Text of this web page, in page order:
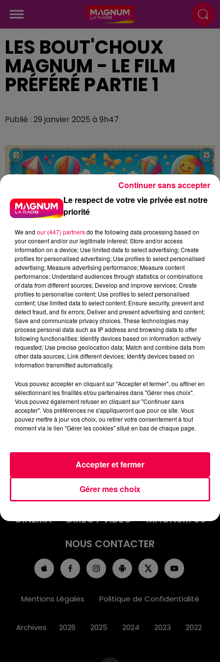
LES BOUT'CHOUX
MAGNUM - LE FILM
PRÉFÉRÉ PARTIE 1
Publié : 29 janvier 2025 à 9h47
podcasts/2025/01/BoutChoux-3.mp3
INFOS
EMISSIONS
JEUX
PODCASTS
CINÉMA
DIRECT VIDÉO
MAGNUM 80
NOUS CONTACTER
Mentions Légales Politique de Confidentialité
Archives 2026 2025 2024 2023 2022
Le respect de votre vie privée est notre
priorité
We and our (447) partnersdo the following data processing based on
your consent and/or our legitimate interest: Store and/or access
information on a device; Use limited data to select advertising; Create
profiles for personalised advertising; Use profiles to select personalised
advertising; Measure advertising performance; Measure content
performance; Understand audiences through statistics or combinations
of data from different sources; Develop and improve services; Create
profiles to personalise content; Use profiles to select personalised
content; Use limited data to select content; Ensure security, prevent and
detect fraud, and fix errors; Deliver and present advertising and content;
Save and communicate privacy choices. These technologies may
process personal data such as IP address and browsing data to offer
following functionalities: Identify devices based on information actively
requested; Use precise geolocation data; Match and combine data from
other data sources; Link different devices; Identify devices based on
information transmitted automatically.
Vous pouvez accepter en cliquant sur "Accepter et fermer", ou affiner en
sélectionnant les finalités et/ou partenaires dans "Gérer mes choix".
Vous pouvez également refuser en cliquant sur "Continuer sans
accepter". Vos préférences ne s'appliqueront que pour ce site. Vous
pouvez mettre à jour vos choix, ou retirer votre consentement à tout
moment via le lien "Gérer les cookies" situé en bas de chaque page.
Gérer mes choix
Accepter et fermer
Continuer sans accepter